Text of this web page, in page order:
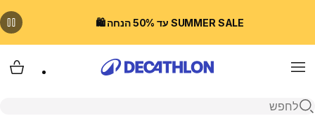
SUMMER SALE עד 50% הנחה 🛍️
Menu
פתיחת חיפוש